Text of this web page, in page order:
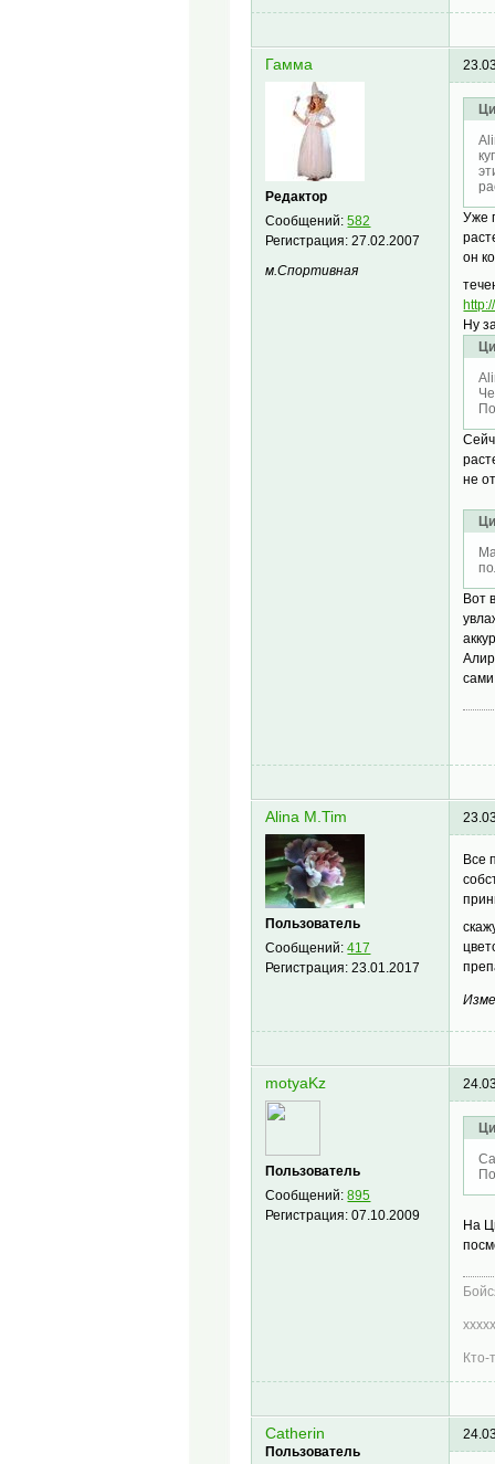
Гамма
Редактор
Сообщений:582
Регистрация:27.02.2007
м.Спортивная
Уже
он
Ну
не
Вот
сами
Alina M.Tim
Пользователь
Сообщений:417
Регистрация:23.01.2017
Все
motyaKz
Пользователь
Сообщений:895
Регистрация:07.10.2009
На
Кто-
Catherin
Пользователь